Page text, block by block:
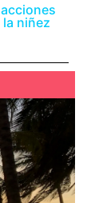
niñez